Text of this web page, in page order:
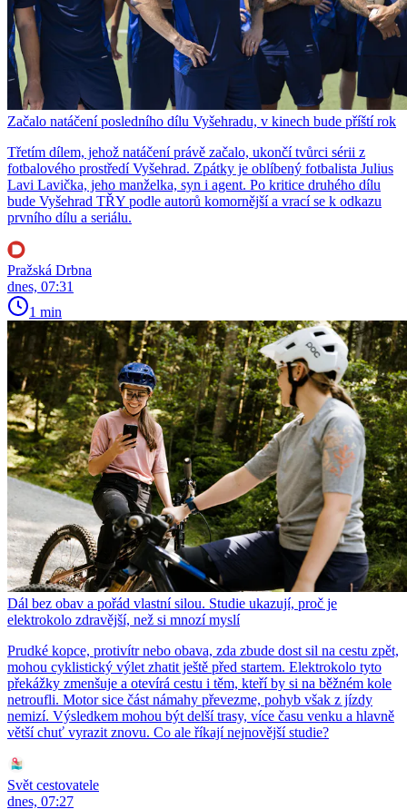
Začalo natáčení posledního dílu Vyšehradu, v kinech bude příští rok
Třetím dílem, jehož natáčení právě začalo, ukončí tvůrci sérii z
fotbalového prostředí Vyšehrad. Zpátky je oblíbený fotbalista Julius
Lavi Lavička, jeho manželka, syn i agent. Po kritice druhého dílu
bude Vyšehrad TŘY podle autorů komornější a vrací se k odkazu
prvního dílu a seriálu.
Pražská Drbna
dnes, 07:31
1 min
Dál bez obav a pořád vlastní silou. Studie ukazují, proč je
elektrokolo zdravější, než si mnozí myslí
Prudké kopce, protivítr nebo obava, zda zbude dost sil na cestu zpět,
mohou cyklistický výlet zhatit ještě před startem. Elektrokolo tyto
překážky zmenšuje a otevírá cestu i těm, kteří by si na běžném kole
netroufli. Motor sice část námahy převezme, pohyb však z jízdy
nemizí. Výsledkem mohou být delší trasy, více času venku a hlavně
větší chuť vyrazit znovu. Co ale říkají nejnovější studie?
Svět cestovatele
dnes, 07:27